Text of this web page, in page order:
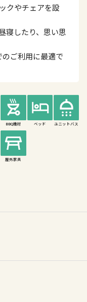
クやチェアを設
寝したり、思い思
ご利用に最適で
BBQ機材 ベッド ユニットバス
屋外家具